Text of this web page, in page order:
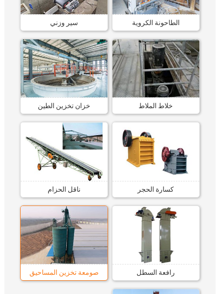
الطاحونة الكروية سير وزني
خلاط الملاط خزان تخزين الطين
كسارة الحجر ناقل الحزام
رافعة السطل صومعة تخزين المساحيق